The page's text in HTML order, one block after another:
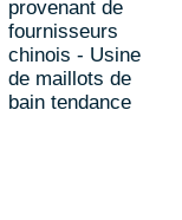
provenant de
fournisseurs
chinois - Usine
de maillots de
bain tendance